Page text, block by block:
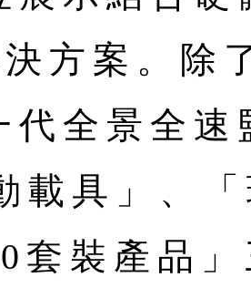
方案。除
全景全速
具」、
裝產品」